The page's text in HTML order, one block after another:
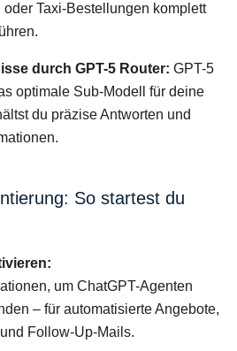
Taxi-Bestellungen komplett
durch GPT-5 Router: GPT-5
optimale Sub-Modell für deine
du präzise Antworten und
So startest du
um ChatGPT-Agenten
– für automatisierte Angebote,
Follow-Up-Mails.